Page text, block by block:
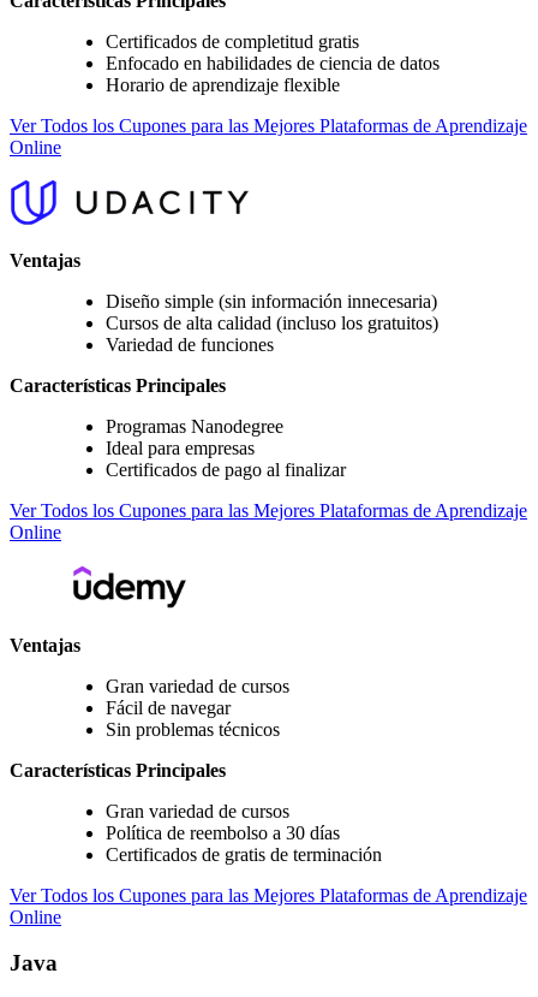
Certificados de completitud gratis
Enfocado en habilidades de ciencia de datos
Horario de aprendizaje flexible
Ver Todos los Cupones para las Mejores Plataformas de Aprendizaje
Online
Ventajas
Diseño simple (sin información innecesaria)
Cursos de alta calidad (incluso los gratuitos)
Variedad de funciones
Características Principales
Programas Nanodegree
Ideal para empresas
Certificados de pago al finalizar
Ver Todos los Cupones para las Mejores Plataformas de Aprendizaje
Online
Ventajas
Gran variedad de cursos
Fácil de navegar
Sin problemas técnicos
Características Principales
Gran variedad de cursos
Política de reembolso a 30 días
Certificados de gratis de terminación
Ver Todos los Cupones para las Mejores Plataformas de Aprendizaje
Online
Java